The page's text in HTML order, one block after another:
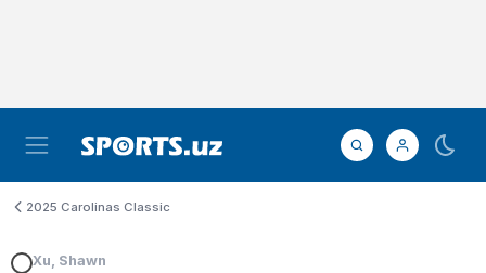
2025 Carolinas Classic
Xu, Shawn